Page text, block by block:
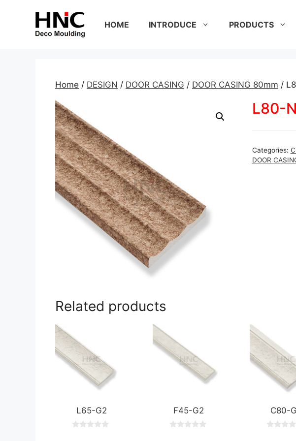
HOME INTRODUCE PRODUCTS
Home / DESIGN / DOOR CASING / DOOR CASING 80mm /
L80-
Categories:
DOOR
Related products
L65-G2 F45-G2 C80-